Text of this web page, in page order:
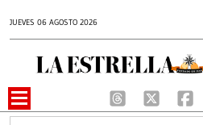
JUEVES 06 AGOSTO 2026